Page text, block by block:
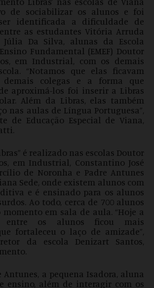
de sociabilizar os alunos e foi
identificada a dificuldade de
as estudantes Vitória Arruda
Da Silva, alunas da Escola
Fundamental (EMEF) Doutor
em Industrial, com os demais
“Notamos que elas ficavam
demais colegas e a forma que
aproximá-los foi inserir a Libras
Além da Libras, elas também
nas aulas de Língua Portuguesa”,
de Educação Especial de Viana,
é realizado nas escolas Doutor
em Industrial, Constantino José
de Noronha e Padre Antunes
Sede, onde existem alunos com
e é ensinado para os alunos
Ao todo, cerca de 700 alunos
em sala de aula. “Hoje a
entre os alunos ficou mais
fortaleceu o laço de amizade”,
da escola Denizart Santos,
Antunes, a pequena Isadora, aluna
ensino, além de interagir com os